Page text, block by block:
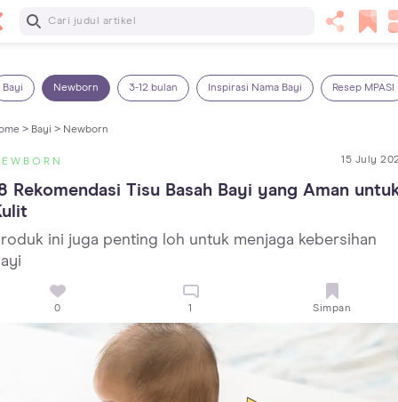
Baca Selanjutnya
Bayi Newborn 3-12 bulan Inspirasi Nama Bayi Resep MPASI
> Bayi > Newborn
15 July
Rekomendasi Tisu Basah Bayi yang Aman
ini juga penting loh untuk menjaga kebersihan
0 1 Simpan